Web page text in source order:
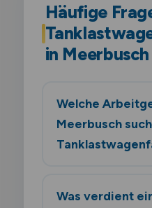
Häufige
in Meerbusch
Welche
Meerbusch
Was verdient